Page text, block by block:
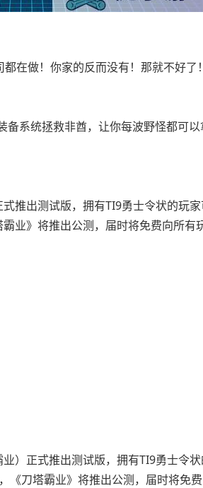
在做！你家的反而没有！那就不好了！
系统拯救非酋，让你每波野怪都可
推出测试版，拥有TI9勇士令状的玩
业》将推出公测，届时将免费向所有
）正式推出测试版，拥有TI9勇士令
刀塔霸业》将推出公测，届时将免